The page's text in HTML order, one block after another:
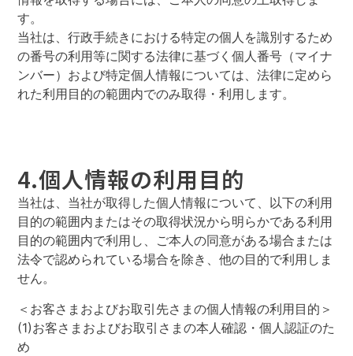
す。
当社は、行政手続きにおける特定の個人を識別するため
の番号の利用等に関する法律に基づく個人番号（マイナ
ンバー）および特定個人情報については、法律に定めら
れた利用目的の範囲内でのみ取得・利用します。
4.個人情報の利用目的
当社は、当社が取得した個人情報について、以下の利用
目的の範囲内またはその取得状況から明らかである利用
目的の範囲内で利用し、ご本人の同意がある場合または
法令で認められている場合を除き、他の目的で利用しま
せん。
＜お客さまおよびお取引先さまの個人情報の利用目的＞
(1)お客さまおよびお取引さまの本人確認・個人認証のた
め